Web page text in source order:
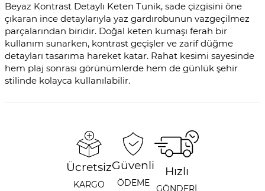
Beyaz Kontrast Detaylı Keten Tunik, sade çizgisini öne
çıkaran ince detaylarıyla yaz gardırobunun vazgeçilmez
parçalarından biridir. Doğal keten kumaşı ferah bir
kullanım sunarken, kontrast geçişler ve zarif düğme
detayları tasarıma hareket katar. Rahat kesimi sayesinde
hem plaj sonrası görünümlerde hem de günlük şehir
stilinde kolayca kullanılabilir.
Ücretsiz
KARGO
Güvenli
ÖDEME
Hızlı
GÖNDERİ